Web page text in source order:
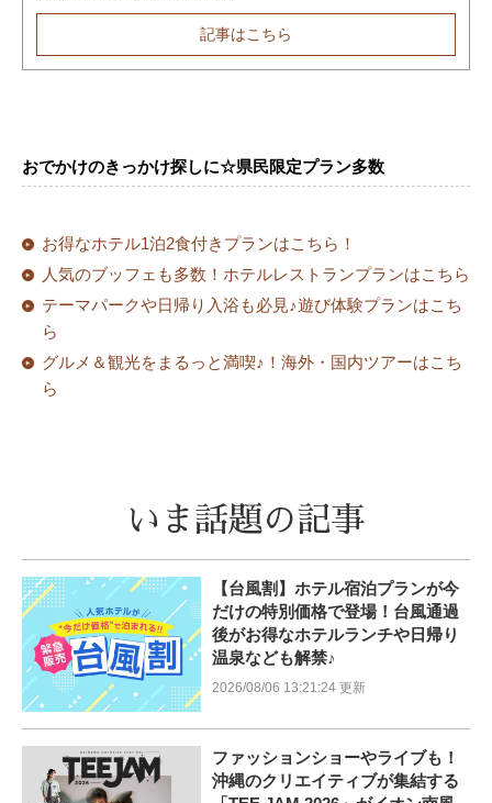
記事はこちら
おでかけのきっかけ探しに☆県民限定プラン多数
お得なホテル1泊2食付きプランはこちら！
人気のブッフェも多数！ホテルレストランプランはこちら
テーマパークや日帰り入浴も必見♪遊び体験プランはこち
ら
グルメ＆観光をまるっと満喫♪！海外・国内ツアーはこち
ら
いま話題の記事
【台風割】ホテル宿泊プランが今
だけの特別価格で登場！台風通過
後がお得なホテルランチや日帰り
温泉なども解禁♪
2026/08/06 13:21:24 更新
ファッションショーやライブも！
沖縄のクリエイティブが集結する